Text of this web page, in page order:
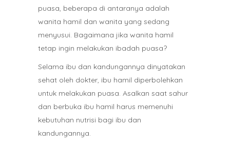
puasa, beberapa di antaranya adalah
wanita hamil dan wanita yang sedang
menyusui. Bagaimana jika wanita hamil
tetap ingin melakukan ibadah puasa?
Selama ibu dan kandungannya dinyatakan
sehat oleh dokter, ibu hamil diperbolehkan
untuk melakukan puasa. Asalkan saat sahur
dan berbuka ibu hamil harus memenuhi
kebutuhan nutrisi bagi ibu dan
kandungannya.